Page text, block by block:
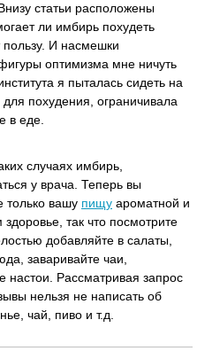
статьи расположены
ли имбирь похудеть
пользу. И насмешки
оптимизма мне ничуть
я пыталась сидеть на
похудения, ограничивала
в еде.
случаях имбирь,
у врача. Теперь вы
только вашу пищу ароматной и
так что посмотрите
добавляйте в салаты,
заваривайте чаи,
настои. Рассматривая запрос
нельзя не написать об
чай, пиво и т.д.